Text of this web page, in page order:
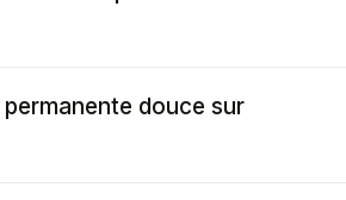
douce sur